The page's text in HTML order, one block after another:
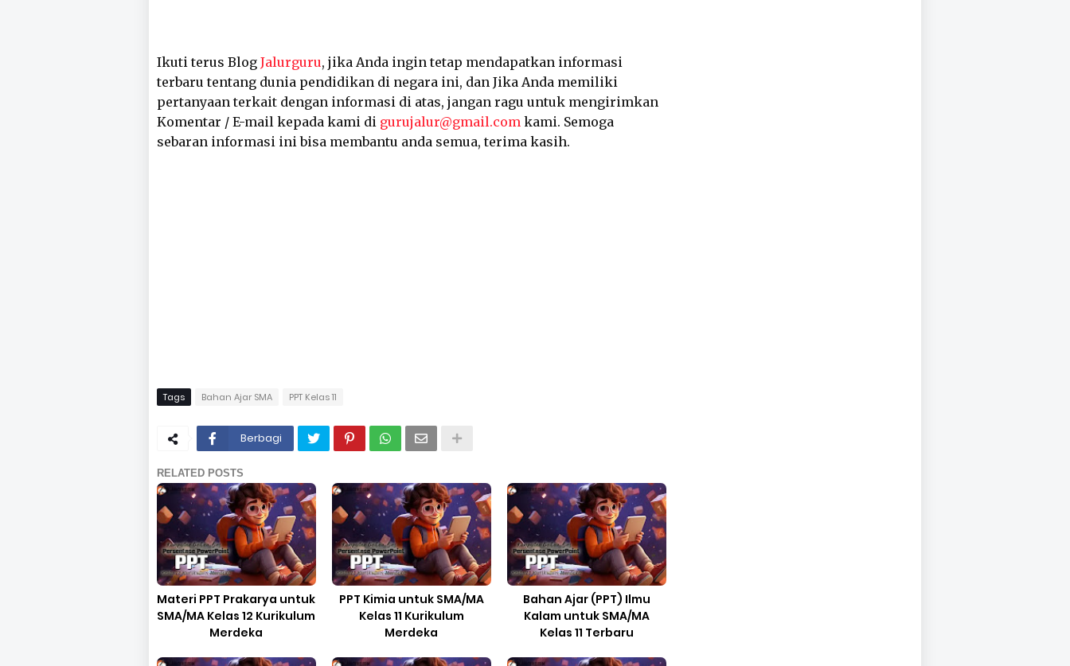
Ikuti terus Blog Jalurguru, jika Anda ingin tetap mendapatkan informasi
terbaru tentang dunia pendidikan di negara ini, dan Jika Anda memiliki
pertanyaan terkait dengan informasi di atas, jangan ragu untuk mengirimkan
Komentar / E-mail kepada kami di gurujalur@gmail.com kami. Semoga
sebaran informasi ini bisa membantu anda semua, terima kasih.
Tags Bahan Ajar SMA PPT Kelas 11
Berbagi
RELATED POSTS
Materi PPT Prakarya untuk
SMA/MA Kelas 12 Kurikulum
Merdeka
PPT Kimia untuk SMA/MA
Kelas 11 Kurikulum
Merdeka
Bahan Ajar (PPT) Ilmu
Kalam untuk SMA/MA
Kelas 11 Terbaru